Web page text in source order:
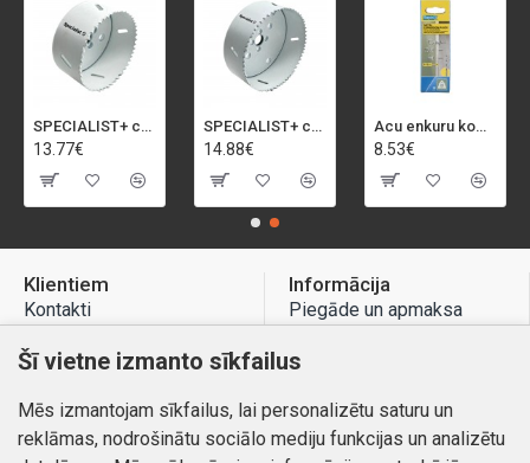
SPECIALIST+ caurumu zāģis BI-METAL, 92 mm
13.77€
SPECIALIST+ caurumu zāģis BI-METAL, 98 mm
14.88€
Acu enkuru komplekts, 3-13 mm, Rapid, 12 gab.
8.53€
Klientiem
Kontakti
Preču atgriešana
Mans profils
Informācija
Piegāde un apmaksa
Atteikuma tiesības
Kontakti
Šī vietne izmanto sīkfailus
Mēs izmantojam sīkfailus, lai personalizētu saturu un
reklāmas, nodrošinātu sociālo mediju funkcijas un analizētu